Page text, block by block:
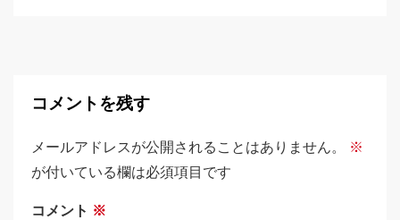
コメントを残す
メールアドレスが公開されることはありません。
※
が付いている欄は必須項目です
コメント ※